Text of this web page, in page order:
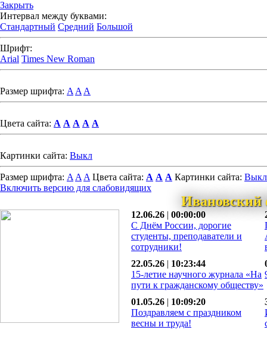
Закрыть
Интервал между буквами:
Стандартный Средний Большой
Шрифт:
Arial Times New Roman
Размер шрифта: A A A
Цвета сайта: A A A A A
Картинки сайта: Выкл
Размер шрифта: A A A Цвета сайта: A A A Картинки сайта: Выкл
Включить версию для слабовидящих
12.06.26 | 00:00:00
С Днём России, дорогие
студенты, преподаватели и
сотрудники!
22.05.26 | 10:23:44
15-летие научного журнала «На
пути к гражданскому обществу»
01.05.26 | 10:09:20
Поздравляем с праздником
весны и труда!